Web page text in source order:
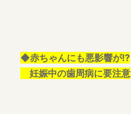
◆赤ちゃんにも悪影響が!?
妊娠中の歯周病に要注意